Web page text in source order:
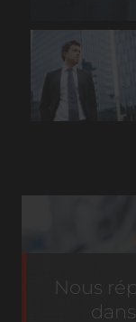
Nous